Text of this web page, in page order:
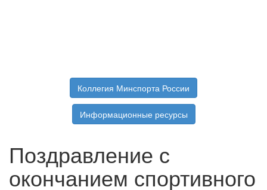
Коллегия Минспорта России
Информационные ресурсы
Поздравление с
окончанием спортивного